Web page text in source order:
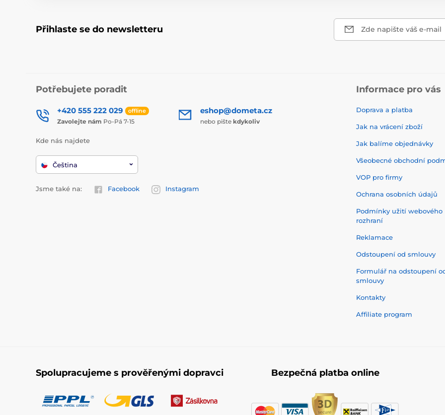
Přihlaste se do newsletteru Zde napište váš e-mail
Potřebujete poradit
+420 555 222 029 offline
Zavolejte nám Po-Pá 7-15
eshop@dometa.cz
nebo pište kdykoliv
Kde nás najdete
Čeština
Jsme také na: Facebook Instagram
Informace pro vás
Doprava a platba
Jak na vrácení zboží
Jak balíme objednávky
Všeobecné obchodní
VOP pro firmy
Ochrana osobních údajů
Podmínky užití webového
rozhraní
Reklamace
Odstoupení od smlouvy
Formulář na odstoupení
smlouvy
Kontakty
Affiliate program
Spolupracujeme s prověřenými dopravci Bezpečná platba online